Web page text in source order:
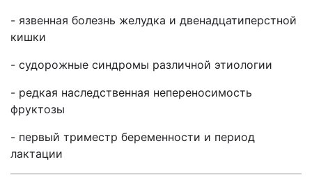
- язвенная болезнь желудка и двенадцатиперстной
кишки
- судорожные синдромы различной этиологии
- редкая наследственная непереносимость
фруктозы
- первый триместр беременности и период
лактации